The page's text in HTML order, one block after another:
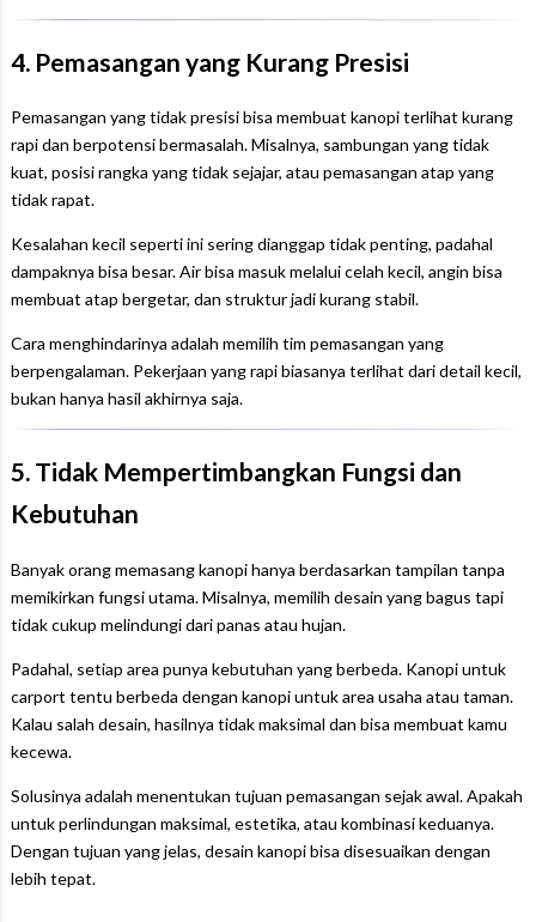
4. Pemasangan yang Kurang Presisi
Pemasangan yang tidak presisi bisa membuat kanopi terlihat kurang
rapi dan berpotensi bermasalah. Misalnya, sambungan yang tidak
kuat, posisi rangka yang tidak sejajar, atau pemasangan atap yang
tidak rapat.
Kesalahan kecil seperti ini sering dianggap tidak penting, padahal
dampaknya bisa besar. Air bisa masuk melalui celah kecil, angin bisa
membuat atap bergetar, dan struktur jadi kurang stabil.
Cara menghindarinya adalah memilih tim pemasangan yang
berpengalaman. Pekerjaan yang rapi biasanya terlihat dari detail kecil,
bukan hanya hasil akhirnya saja.
5. Tidak Mempertimbangkan Fungsi dan
Kebutuhan
Banyak orang memasang kanopi hanya berdasarkan tampilan tanpa
memikirkan fungsi utama. Misalnya, memilih desain yang bagus tapi
tidak cukup melindungi dari panas atau hujan.
Padahal, setiap area punya kebutuhan yang berbeda. Kanopi untuk
carport tentu berbeda dengan kanopi untuk area usaha atau taman.
Kalau salah desain, hasilnya tidak maksimal dan bisa membuat kamu
kecewa.
Solusinya adalah menentukan tujuan pemasangan sejak awal. Apakah
untuk perlindungan maksimal, estetika, atau kombinasi keduanya.
Dengan tujuan yang jelas, desain kanopi bisa disesuaikan dengan
lebih tepat.